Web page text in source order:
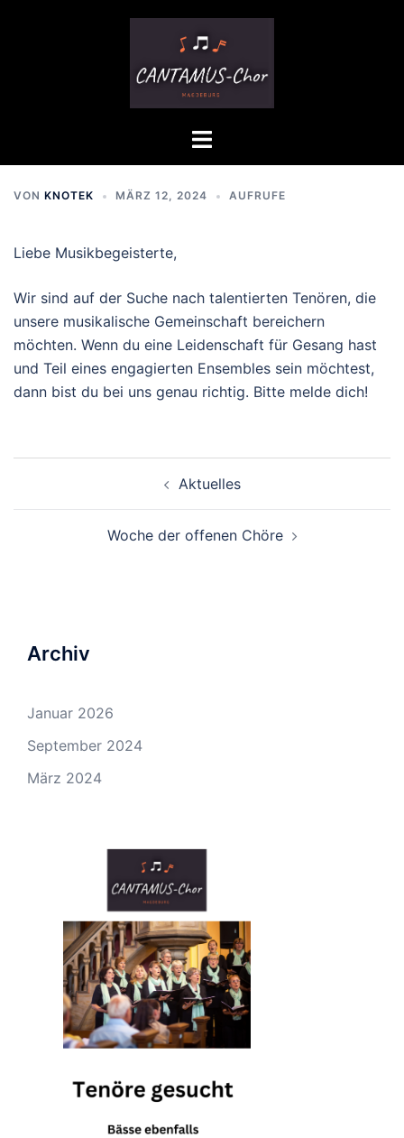
Menü
VON KNOTEK MÄRZ 12, 2024 AUFRUFE
Liebe Musikbegeisterte,
Wir sind auf der Suche nach talentierten Tenören, die
unsere musikalische Gemeinschaft bereichern
möchten. Wenn du eine Leidenschaft für Gesang hast
und Teil eines engagierten Ensembles sein möchtest,
dann bist du bei uns genau richtig. Bitte melde dich!
Aktuelles
Woche der offenen Chöre
Archiv
Januar 2026
September 2024
März 2024